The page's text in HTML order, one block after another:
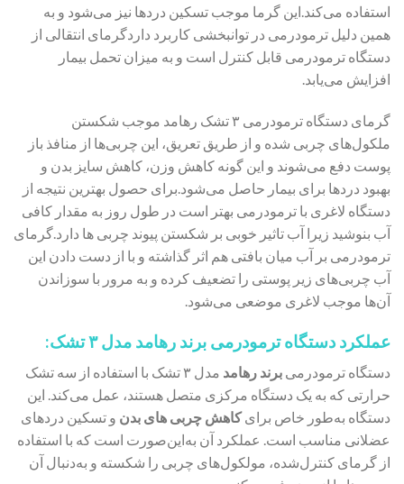
استفاده می‌کند.این گرما موجب تسکین دردها نیز می‌شود و به
همین دلیل ترمودرمی در توانبخشی کاربرد داردگرمای انتقالی از
دستگاه ترمودرمی قابل کنترل است و به میزان تحمل بیمار
افزایش می‌یابد.
گرمای دستگاه ترمودرمی ۳ تشک رهامد موجب شکستن
ملکول‌های چربی شده و از طریق تعریق، این چربی‌ها از منافذ باز
پوست دفع می‌شوند و این گونه کاهش وزن، کاهش سایز بدن و
بهبود دردها برای بیمار حاصل می‌شود.برای حصول بهترین نتیجه از
دستگاه لاغری با ترمودرمی بهتر است در طول روز به مقدار کافی
آب بنوشید زیرا آب تاثیر خوبی بر شکستن پیوند چربی ها دارد.گرمای
ترمودرمی بر آب میان بافتی هم اثر گذاشته و با از دست دادن این
آب چربی‌های زیر پوستی را تضعیف کرده و به مرور با سوزاندن
آن‌ها موجب لاغری موضعی می‌شود.
عملکرد دستگاه ترمودرمی برند رهامد مدل ۳ تشک:
دستگاه ترمودرمی برند رهامد
مدل ۳ تشک با استفاده از سه تشک
حرارتی که به یک دستگاه مرکزی متصل هستند، عمل می‌کند. این
دستگاه به‌طور خاص برایکاهش چربی‌ های بدن و تسکین دردهای
عضلانی مناسب است. عملکرد آن به‌این‌صورت است که با استفاده
از گرمای کنترل‌شده، مولکول‌های چربی را شکسته و به‌دنبال آن